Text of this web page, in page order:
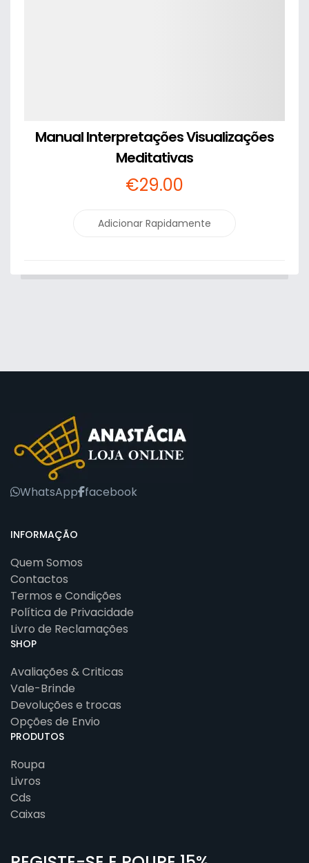
Manual Interpretações Visualizações
Meditativas
€29.00
Adicionar Rapidamente
WhatsApp facebook
INFORMAÇÃO
Quem Somos
Contactos
Termos e Condições
Política de Privacidade
Livro de Reclamações
SHOP
Avaliações & Criticas
Vale-Brinde
Devoluções e trocas
Opções de Envio
PRODUTOS
Roupa
Livros
Cds
Caixas